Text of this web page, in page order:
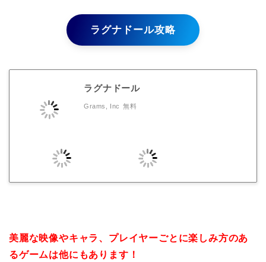
ラグナドール攻略
ラグナドール
Grams, Inc 無料
美麗な映像やキャラ、プレイヤーごとに楽しみ方のあ
るゲームは他にもあります！